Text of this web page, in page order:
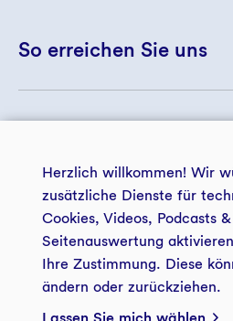
So erreichen Sie uns
landwirtschaft@gls-
Zur Kontaktseite
Zukunftsstiftung
GLS Treuhand e.V.
Impressum
der
Barrierefreiheit
Herzlich willkommen! Wir
zusätzliche Dienste für
Cookies, Videos, Podcasts
Seitenauswertung
Ihre Zustimmung. Diese
ändern oder zurückziehen.
Lassen Sie mich wählen